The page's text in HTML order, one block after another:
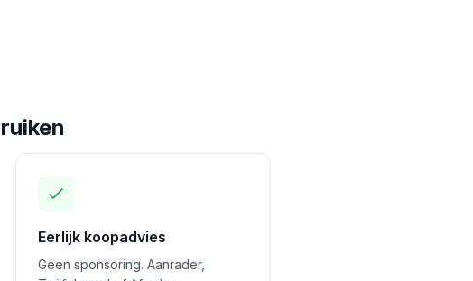
Eerlijk koopadvies
Geen sponsoring. Aanrader,